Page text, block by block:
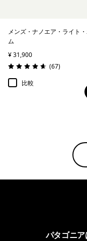
メンズ・ナノエア・ライト・
ム
¥ 31,900
評価: 4.6 / 5
(67レビュー
)
比較
パタゴニア